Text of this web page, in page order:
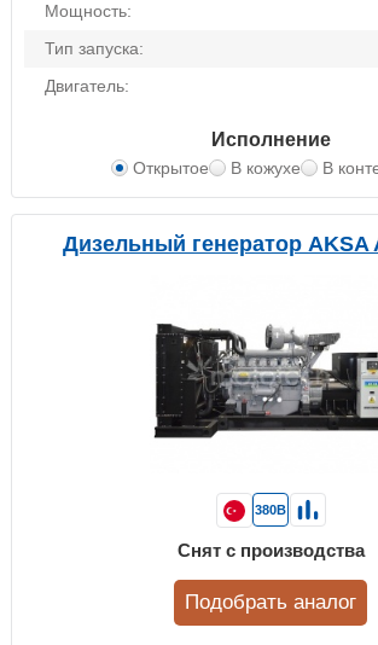
Мощность:
Тип запуска:
Двигатель:
Исполнение
Открытое В кожухе В
Дизельный генератор AKSA
380В
Снят с производства
Подобрать аналог